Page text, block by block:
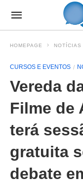
HOMEPAGE NOTÍCIAS
CURSOS E EVENTOS
Vereda
Filme de
terá
gratuita
debate